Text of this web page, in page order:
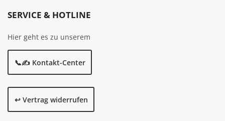
SERVICE & HOTLINE
Hier geht es zu unserem
📞✍️ Kontakt-Center
↩️ Vertrag widerrufen